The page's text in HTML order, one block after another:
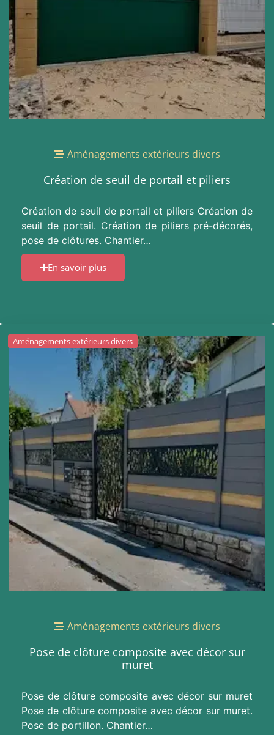
Aménagements extérieurs divers
Création de seuil de portail et piliers
Création de seuil de portail et piliers Création de
seuil de portail. Création de piliers pré-décorés,
pose de clôtures. Chantier…
En savoir plus
Aménagements extérieurs divers
Aménagements extérieurs divers
Pose de clôture composite avec décor sur
muret
Pose de clôture composite avec décor sur muret
Pose de clôture composite avec décor sur muret.
Pose de portillon. Chantier…